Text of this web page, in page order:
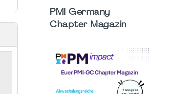
PMI Germany
Chapter Magazin